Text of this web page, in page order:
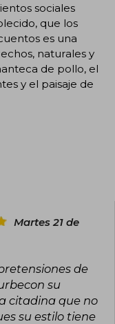
sociales
que los
es una
naturales y
de pollo, el
y el paisaje de
Martes 21 de
de
su
citadina que no
su estilo tiene